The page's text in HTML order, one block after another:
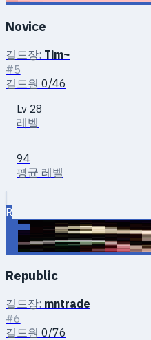
Novice
길드장: Tim~
#5
길드원 0/46
Lv 28
레벨
94
평균 레벨
R
Republic
길드장: mntrade
#6
길드원 0/76